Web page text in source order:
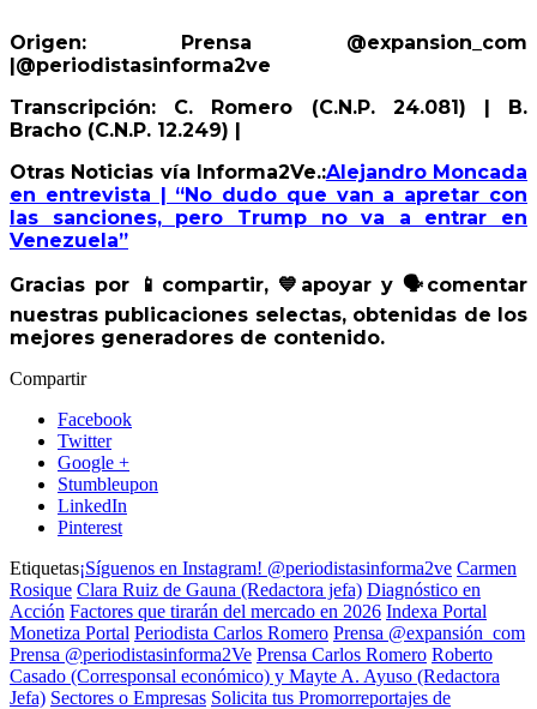
Origen: Prensa @expansion_com
|@periodistasinforma2ve
Transcripción: C. Romero (C.N.P. 24.081) | B.
Bracho (C.N.P. 12.249) |
Otras Noticias vía Informa2Ve.:Alejandro Moncada
en entrevista | “No dudo que van a apretar con
las sanciones, pero Trump no va a entrar en
Venezuela”
Gracias por
📱 compartir, 💙 apoyar y 🗣 ️comentar
nuestras publicaciones selectas, obtenidas de los
mejores generadores de contenido.
Compartir
Facebook
Twitter
Google +
Stumbleupon
LinkedIn
Pinterest
Etiquetas¡Síguenos en Instagram! @periodistasinforma2ve Carmen
Rosique Clara Ruiz de Gauna (Redactora jefa) Diagnóstico en
Acción Factores que tirarán del mercado en 2026 Indexa Portal
Monetiza Portal Periodista Carlos Romero Prensa @expansión_com
Prensa @periodistasinforma2Ve Prensa Carlos Romero Roberto
Casado (Corresponsal económico) y Mayte A. Ayuso (Redactora
Jefa) Sectores o Empresas Solicita tus Promorreportajes de